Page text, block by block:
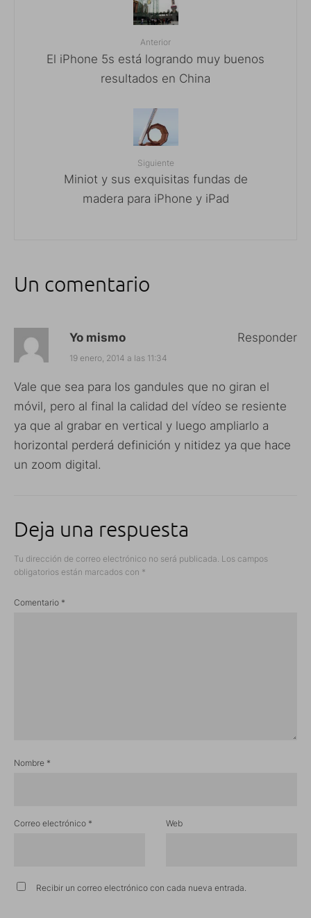
Anterior
El iPhone 5s está logrando muy buenos
resultados en China
Siguiente
Miniot y sus exquisitas fundas de
madera para iPhone y iPad
Un comentario
Yo mismo
19 enero, 2014 a las 11:34
Vale que sea para los gandules que no giran el
móvil, pero al final la calidad del vídeo se resiente
ya que al grabar en vertical y luego ampliarlo a
horizontal perderá definición y nitidez ya que hace
un zoom digital.
Responder
Deja una respuesta
Tu dirección de correo electrónico no será publicada. Los campos
obligatorios están marcados con *
Comentario *
Nombre *
Correo electrónico * Web
Recibir un correo electrónico con cada nueva entrada.